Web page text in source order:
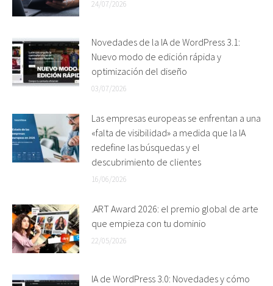
24/07/2026
Novedades de la IA de WordPress 3.1:
Nuevo modo de edición rápida y
optimización del diseño
03/07/2026
Las empresas europeas se enfrentan a una
«falta de visibilidad» a medida que la IA
redefine las búsquedas y el
descubrimiento de clientes
16/06/2026
.ART Award 2026: el premio global de arte
que empieza con tu dominio
22/05/2026
IA de WordPress 3.0: Novedades y cómo